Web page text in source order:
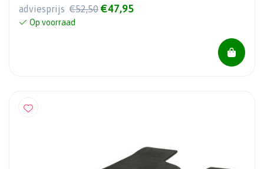
adviesprijs €52,50 €47,95
Op voorraad